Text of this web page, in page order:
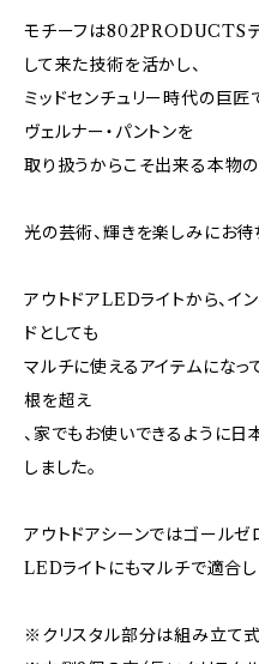
モチーフは802PRODUCTS
して来た技術を活かし、
ミッドセンチュリー時代の巨匠
ヴェルナー・パントンを
取り扱うからこそ出来る本物
光の芸術、輝きを楽しみにお待
アウトドアLEDライトから、イ
ドとしても
マルチに使えるアイテムになっ
根を超え
、家でもお使いできるように
しました。
アウトドアシーンではゴールゼ
LEDライトにもマルチで適合し
※クリスタル部分は組み立て式